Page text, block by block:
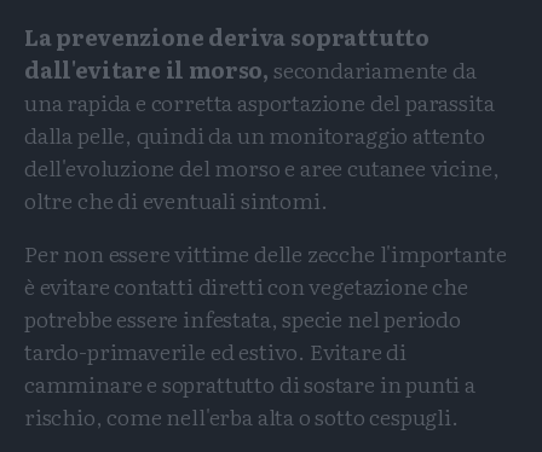
La prevenzione deriva soprattutto
dall'evitare il morso,secondariamente da
una rapida e corretta asportazione del parassita
dalla pelle, quindi da un monitoraggio attento
dell'evoluzione del morso e aree cutanee vicine,
oltre che di eventuali sintomi.
Per non essere vittime delle zecche l'importante
è evitare contatti diretti con vegetazione che
potrebbe essere infestata, specie nel periodo
tardo-primaverile ed estivo. Evitare di
camminare e soprattutto di sostare in punti a
rischio, come nell'erba alta o sotto cespugli.